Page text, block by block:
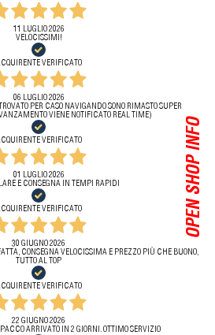
OPEN SHOP INFO
11 LUGLIO 2026
VELOCISSIMI!
VERIFICATO
06 LUGLIO 2026
PER CASO NAVIGANDO SONO RIMASTO SUPER
VIENE NOTIFICATO REAL TIME)
VERIFICATO
01 LUGLIO 2026
E CONSEGNA IN TEMPI RAPIDI
VERIFICATO
30 GIUGNO 2026
CONSEGNA VELOCISSIMA E PREZZO PIÙ CHE BUONO,
TUTTO AL TOP
VERIFICATO
22 GIUGNO 2026
ARRIVATO IN 2 GIORNI. OTTIMO SERVIZIO